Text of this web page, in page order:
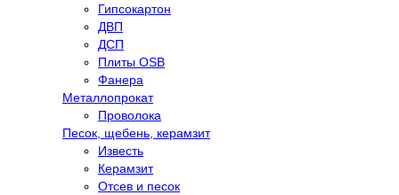
Гипсокартон
ДВП
ДСП
Плиты OSB
Фанера
Металлопрокат
Проволока
Песок, щебень, керамзит
Известь
Керамзит
Отсев и песок